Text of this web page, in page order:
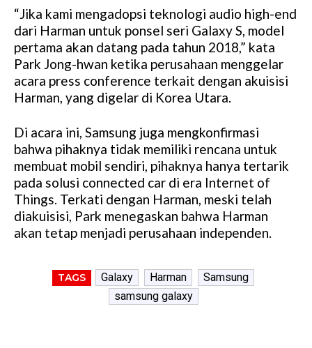
M
u
t
e
“Jika kami mengadopsi teknologi audio high-end
dari Harman untuk ponsel seri Galaxy S, model
pertama akan datang pada tahun 2018,” kata
Park Jong-hwan ketika perusahaan menggelar
acara press conference terkait dengan akuisisi
Harman, yang digelar di Korea Utara.
Di acara ini, Samsung juga mengkonfirmasi
bahwa pihaknya tidak memiliki rencana untuk
membuat mobil sendiri, pihaknya hanya tertarik
pada solusi connected car di era Internet of
Things. Terkati dengan Harman, meski telah
diakuisisi, Park menegaskan bahwa Harman
akan tetap menjadi perusahaan independen.
TAGS Galaxy Harman
Samsung
samsung galaxy